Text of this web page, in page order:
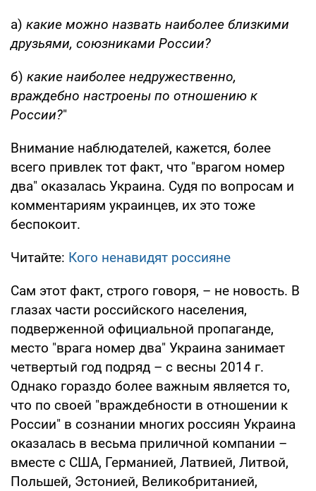
а) какие можно назвать наиболее близкими
друзьями, союзниками России?
б) какие наиболее недружественно,
враждебно настроены по отношению к
России?"
Внимание наблюдателей, кажется, более
всего привлек тот факт, что "врагом номер
два" оказалась Украина. Судя по вопросам и
комментариям украинцев, их это тоже
беспокоит.
Читайте: Кого ненавидят россияне
Сам этот факт, строго говоря, – не новость. В
глазах части российского населения,
подверженной официальной пропаганде,
место "врага номер два" Украина занимает
четвертый год подряд – с весны 2014 г.
Однако гораздо более важным является то,
что по своей "враждебности в отношении к
России" в сознании многих россиян Украина
оказалась в весьма приличной компании –
вместе с США, Германией, Латвией, Литвой,
Польшей, Эстонией, Великобританией,